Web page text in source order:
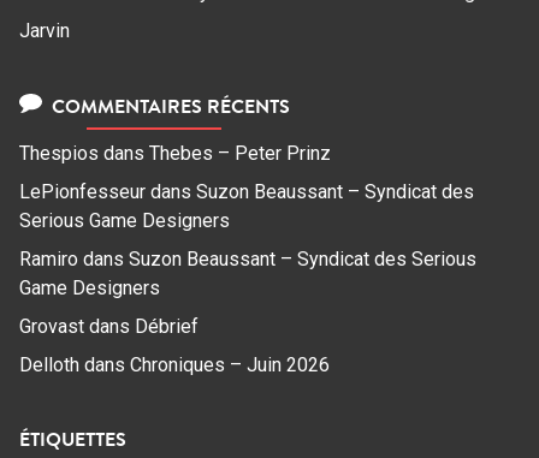
Jarvin
COMMENTAIRES RÉCENTS
Thespios dans Thebes – Peter Prinz
LePionfesseur dans Suzon Beaussant – Syndicat des
Serious Game Designers
Ramiro dans Suzon Beaussant – Syndicat des Serious
Game Designers
Grovast dans Débrief
Delloth dans Chroniques – Juin 2026
ÉTIQUETTES